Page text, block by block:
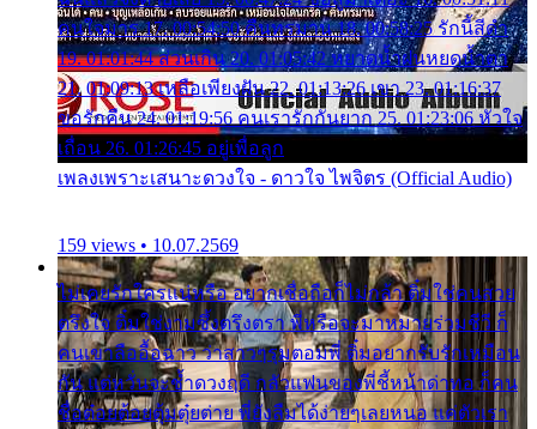
คนใจมาร 17. 00:54:50 คืนทรมาน 18. 00:58:25 รักนี้สีดำ
19. 01:01:44 ส่วนเกิน 20. 01:05:42 หยาดน้ำฝนหยดน้ำตา
21. 01:09:13 เหลือเพียงฝัน 22. 01:13:26 เขา 23. 01:16:37
ขอรักคืน 24. 01:19:56 คนเรารักกันยาก 25. 01:23:06 หัวใจ
เถื่อน 26. 01:26:45 อยู่เพื่อลูก
เพลงเพราะเสนาะดวงใจ - ดาวใจ ไพจิตร (Official Audio)
159 views • 10.07.2569
ไม่เคยรักใครแน่หรือ อยากเชื่อถือก็ไม่กล้า ติ๋มใช่คนสวย
ตรึงใจ ติ๋มใช่งามซึ้งตรึงตรา พี่หรือจะมาหมายร่วมชีวี ก็
คนเขาลืออื้อฉาว ว่าสาวๆรุมตอมพี่ ติ๋มอยากรับรักเหมือน
กัน แต่หวั่นจะช้ำดวงฤดี กลัวแฟนของพี่ชี้หน้าด่าทอ ก็คน
ชื่อต๋อยต้อยตุ้มตุ๋ยต่าย พี่ยังลืมได้ง่ายๆเลยหนอ แค่ตัวเรา